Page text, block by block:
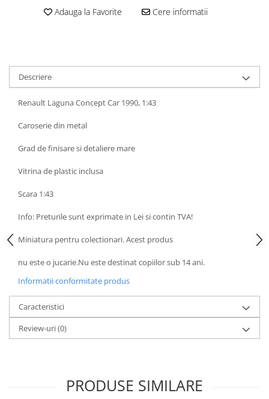
Decoratiuni miniaturale
Miniaturi alimentare
Mancare miniaturala
Figurine miniaturale
Animale miniaturale
Casute de papusi
SETURI SI PACHETE CADOU
MACHETE AUTO SCARA 1:43
Machete Auto Romanesti 1:43 –
Clasice
Machete Politie / Carabinieri 1:43
Machete Auto Civile la Scara 1:43 –
Limuzine, Hatchback si Sedan
Machete Prezidentiale 1:43
Machete Raliu 1:43 – Miniaturi
Oficiale și Replici Mașini de Raliu
Machete Taxi 1:43
Adauga la Favorite Cere informatii
Descriere
Renault Laguna Concept Car 1990, 1:43
Caroserie din metal
Grad de finisare si detaliere mare
Vitrina de plastic inclusa
Scara 1:43
Info: Preturile sunt exprimate in Lei si contin TVA!
Miniatura pentru colectionari. Acest produs
nu este o jucarie.Nu este destinat copiilor sub 14 ani.
Informatii conformitate produs
Caracteristici
Review-uri(0)
PRODUSE SIMILARE